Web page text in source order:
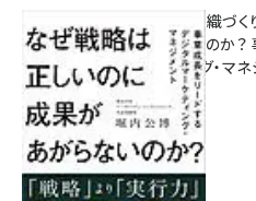
成果を生む組織づ
があがらないのか？
マーケティング・マ
10:00